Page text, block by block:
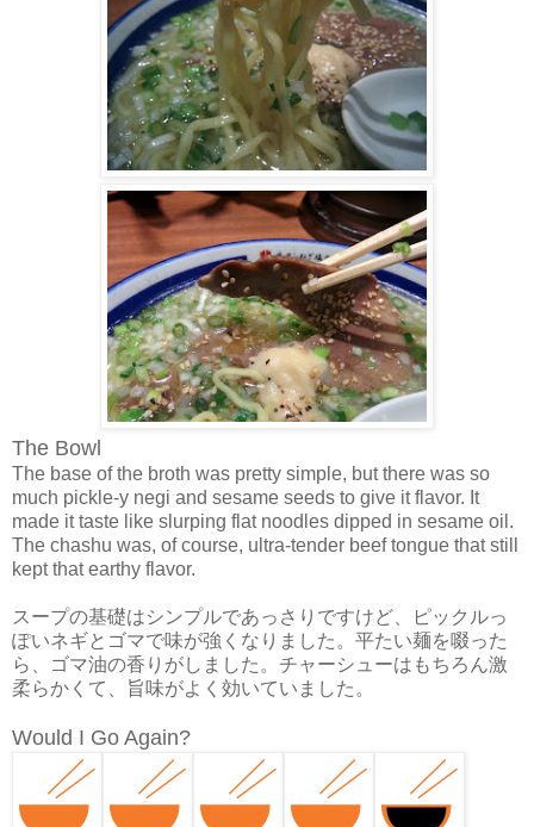
The Bowl
The base of the broth was pretty simple, but there was so
much pickle-y negi and sesame seeds to give it flavor. It
made it taste like slurping flat noodles dipped in sesame oil.
The chashu was, of course, ultra-tender beef tongue that still
kept that earthy flavor.
スープの基礎はシンプルであっさりですけど、ピックルっ
ぽいネギとゴマで味が強くなりました。平たい麺を啜った
ら、ゴマ油の香りがしました。チャーシューはもちろん激
柔らかくて、旨味がよく効いていました。
Would I Go Again?